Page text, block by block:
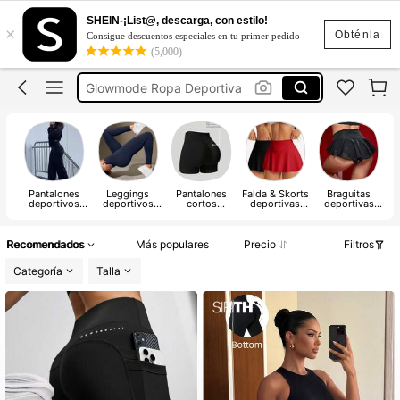
Obténla
×
SHEIN-¡List@, descarga, con estilo!
Consigue descuentos especiales en tu primer pedido
(5,000)
Musera Sport
Ropa Deportiva De Mujer
Glowmode Ropa Deportiva
Leggings Deportivos
Musera Sport
Ropa Deportiva De Mujer
Pantalones
deportivos
Leggings
deportivos
Pantalones
cortos
Falda & Skorts
deportivas
Braguitas
deportivas
Recomendados Más populares Precio
Filtros
Categoría
Talla